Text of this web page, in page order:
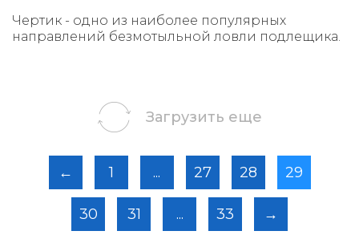
Чертик - одно из наиболее популярных
направлений безмотыльной ловли подлещика.
Загрузить еще
← 1 ... 27 28 29
30 31 ... 33 →